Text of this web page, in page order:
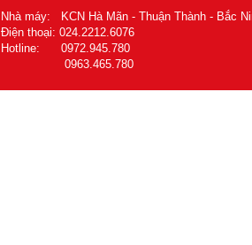
Nhà máy: KCN Hà Mãn - Thuận Thành - Bắc
Điện thoại: 024.2212.6076
Hotline: 0972.945.780
0963.465.780